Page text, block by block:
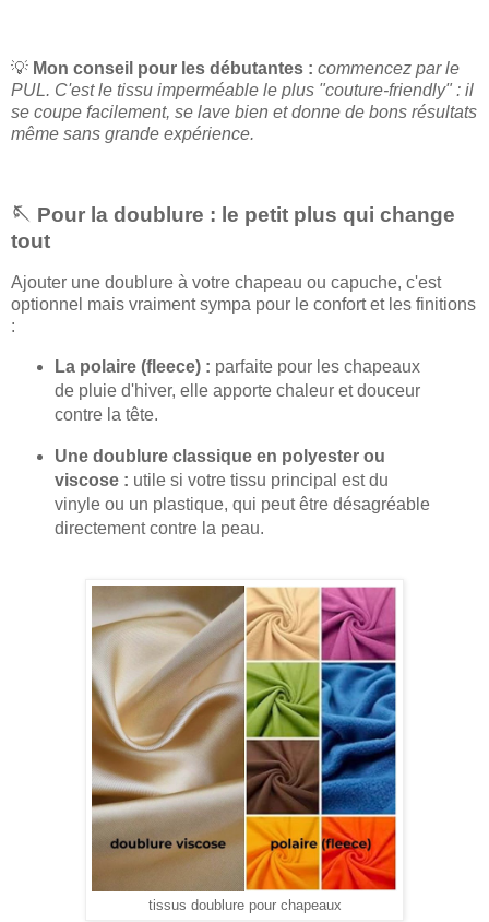
💡 Mon conseil pour les débutantes : commencez par le
PUL. C'est le tissu imperméable le plus "couture-friendly" : il
se coupe facilement, se lave bien et donne de bons résultats
même sans grande expérience.
🪡 Pour la doublure : le petit plus qui change
tout
Ajouter une doublure à votre chapeau ou capuche, c'est
optionnel mais vraiment sympa pour le confort et les finitions
:
La polaire (fleece) : parfaite pour les chapeaux
de pluie d'hiver, elle apporte chaleur et douceur
contre la tête.
Une doublure classique en polyester ou
viscose : utile si votre tissu principal est du
vinyle ou un plastique, qui peut être désagréable
directement contre la peau.
tissus doublure pour chapeaux